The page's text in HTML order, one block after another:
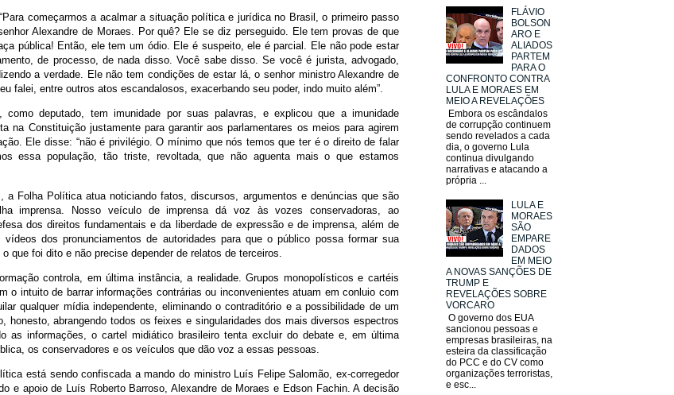
começarmos a acalmar a situação política e jurídica no Brasil, o primeiro passo
Alexandre de Moraes. Por quê? Ele se diz perseguido. Ele tem provas de que
pública! Então, ele tem um ódio. Ele é suspeito, ele é parcial. Ele não pode estar
de processo, de nada disso. Você sabe disso. Se você é jurista, advogado,
a verdade. Ele não tem condições de estar lá, o senhor ministro Alexandre de
falei, entre outros atos escandalosos, exacerbando seu poder, indo muito além”.
como deputado, tem imunidade por suas palavras, e explicou que a imunidade
na Constituição justamente para garantir aos parlamentares os meios para agirem
Ele disse: “não é privilégio. O mínimo que nós temos que ter é o direito de falar
essa população, tão triste, revoltada, que não aguenta mais o que estamos
a Folha Política atua noticiando fatos, discursos, argumentos e denúncias que são
imprensa. Nosso veículo de imprensa dá voz às vozes conservadoras, ao
dos direitos fundamentais e da liberdade de expressão e de imprensa, além de
dos pronunciamentos de autoridades para que o público possa formar sua
que foi dito e não precise depender de relatos de terceiros.
controla, em última instância, a realidade. Grupos monopolísticos e cartéis
o intuito de barrar informações contrárias ou inconvenientes atuam em conluio com
qualquer mídia independente, eliminando o contraditório e a possibilidade de um
honesto, abrangendo todos os feixes e singularidades dos mais diversos espectros
as informações, o cartel midiático brasileiro tenta excluir do debate e, em última
os conservadores e os veículos que dão voz a essas pessoas.
está sendo confiscada a mando do ministro Luís Felipe Salomão, ex-corregedor
e apoio de Luís Roberto Barroso, Alexandre de Moraes e Edson Fachin. A decisão
FLÁVIO
BOLSON
ARO E
ALIADOS
PARTEM
PARA O
CONFRONTO CONTRA
LULA E MORAES EM
MEIO A REVELAÇÕES
Embora os escândalos
de corrupção continuem
sendo revelados a cada
dia, o governo Lula
continua divulgando
narrativas e atacando a
própria ...
LULA E
MORAES
SÃO
EMPARE
DADOS
EM MEIO
A NOVAS SANÇÕES DE
TRUMP E
REVELAÇÕES SOBRE
VORCARO
O governo dos EUA
sancionou pessoas e
empresas brasileiras, na
esteira da classificação
do PCC e do CV como
organizações terroristas,
e esc...